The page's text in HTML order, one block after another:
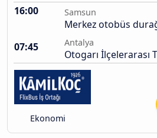
16:00 Samsun
Merkez otobüs
07:45
Antalya
Otogarı İlçelerarası
Ekonomi